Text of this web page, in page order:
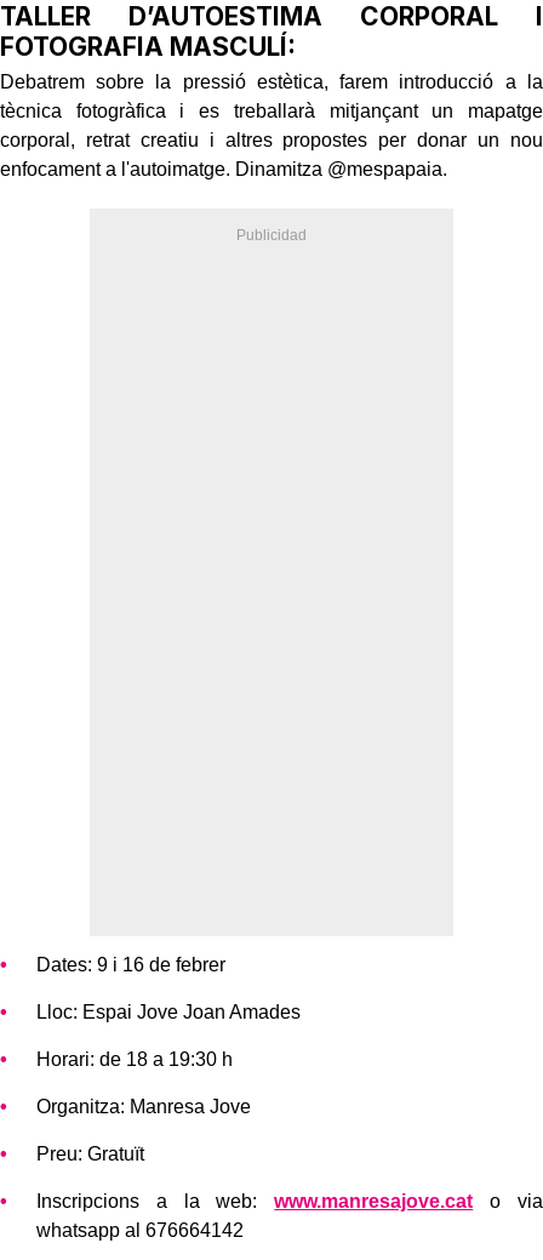
TALLER D’AUTOESTIMA CORPORAL I
FOTOGRAFIA MASCULÍ:
Debatrem sobre la pressió estètica, farem introducció a la
tècnica fotogràfica i es treballarà mitjançant un mapatge
corporal, retrat creatiu i altres propostes per donar un nou
enfocament a l'autoimatge. Dinamitza @mespapaia.
Dates: 9 i 16 de febrer
Lloc: Espai Jove Joan Amades
Horari: de 18 a 19:30 h
Organitza: Manresa Jove
Preu: Gratuït
Inscripcions a la web:www.manresajove.cato via
whatsapp al 676664142